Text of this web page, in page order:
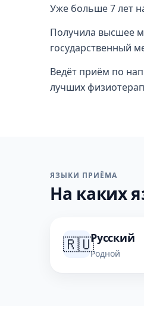
Уже больше 7 лет
Получила высшее
государственный
Ведёт приём по
лучших
ЯЗЫКИ ПРИЁМА
На каких
🇷🇺Русский
Родной